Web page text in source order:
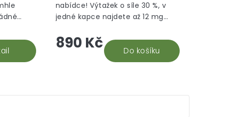
hvězdiček.
890 Kč Do košíku
nabídce! Výtažek o síle 30 %, v
jedné kapce najdete až 12 mg
stálých odběratelů 30% CBD oleje,
vyhodnocujeme tento...